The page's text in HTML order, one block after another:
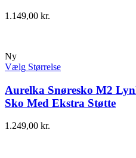
1.149,00 kr.
Ny
Vælg Størrelse
Aurelka Snøresko M2
Sko Med Ekstra Støtte
1.249,00 kr.